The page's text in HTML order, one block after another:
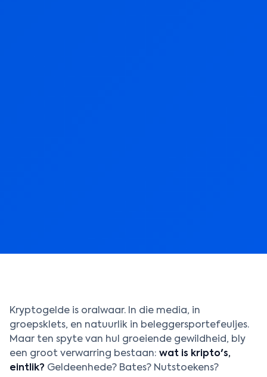
Kryptogelde is oralwaar. In die media, in
groepsklets, en natuurlik in beleggersportefeuljes.
Maar ten spyte van hul groeiende gewildheid, bly
een groot verwarring bestaan: wat is kripto's,
eintlik? Geldeenhede? Bates? Nutstoekens?